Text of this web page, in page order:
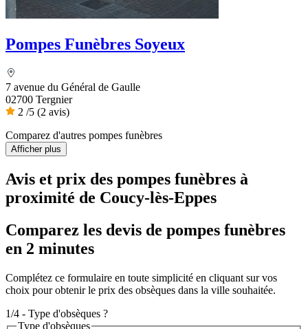
Pompes Funèbres Soyeux
7 avenue du Général de Gaulle
02700 Tergnier
2 /5 (2 avis)
Comparez d'autres pompes funèbres
Afficher plus
Avis et prix des pompes funèbres à
proximité de Coucy-lès-Eppes
Comparez les devis de pompes funèbres
en 2 minutes
Complétez ce formulaire en toute simplicité en cliquant sur vos
choix pour obtenir le prix des obsèques dans la ville souhaitée.
1/4 - Type d'obsèques ?
Type d'obsèques